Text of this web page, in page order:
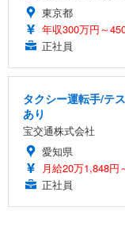
東京都
年収300万円～
正社員
タクシー運転手/テ
あり
宝交通株式会社
愛知県
月給20万1,848円
正社員